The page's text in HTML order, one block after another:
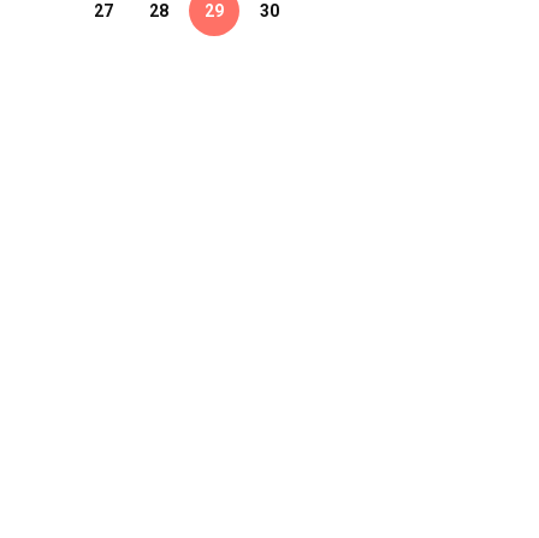
27 28 29 30